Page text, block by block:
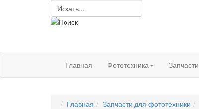
Главная
Фототехника Запчасти
Главная Запчасти для фототехники